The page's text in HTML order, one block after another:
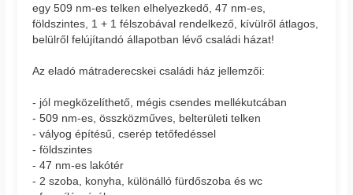
egy 509 nm-es telken elhelyezkedő, 47 nm-es,
földszintes, 1 + 1 félszobával rendelkező, kívülről átlagos,
belülről felújítandó állapotban lévő családi házat!
Az eladó mátraderecskei családi ház jellemzői:
- jól megközelíthető, mégis csendes mellékutcában
- 509 nm-es, összközműves, belterületi telken
- vályog építésű, cserép tetőfedéssel
- földszintes
- 47 nm-es lakótér
- 2 szoba, konyha, különálló fürdőszoba és wc